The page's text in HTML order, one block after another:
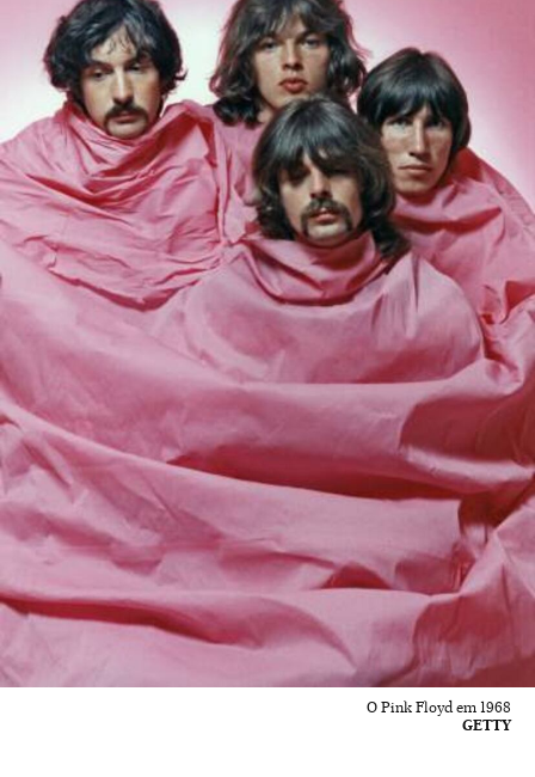
O Pink Floyd em 1968
GETTY